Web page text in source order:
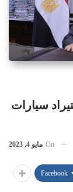
سيارات
On مايو 4, 2023
Facebook